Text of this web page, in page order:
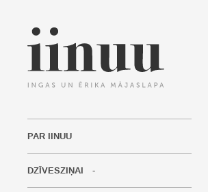
PAR IINUU
DZĪVESZIŅAI